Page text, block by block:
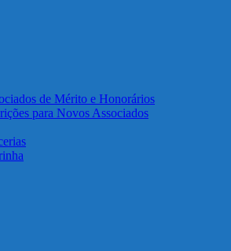
de Mérito e Honorários
para Novos Associados